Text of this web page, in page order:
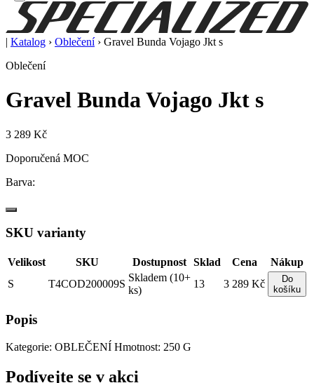
| Katalog › Oblečení › Gravel Bunda Vojago Jkt s
Oblečení
Gravel Bunda Vojago Jkt s
3 289 Kč
Doporučená MOC
Barva:
SKU varianty
Velikost SKU Dostupnost Sklad Cena
Nákup
S
T4COD200009S
Skladem (10+
ks)
13 3 289 Kč
Do
košíku
Popis
Kategorie: OBLEČENÍ Hmotnost: 250 G
Podívejte se v akci